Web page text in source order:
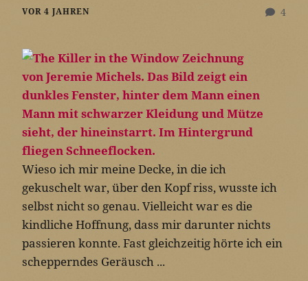
4
VOR 4 JAHREN
Wieso ich mir meine Decke, in die ich
gekuschelt war, über den Kopf riss, wusste ich
selbst nicht so genau. Vielleicht war es die
kindliche Hoffnung, dass mir darunter nichts
passieren konnte. Fast gleichzeitig hörte ich ein
schepperndes Geräusch ...